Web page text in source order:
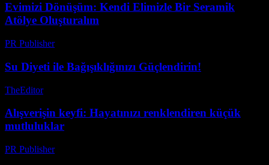
Evimizi Dönüşüm: Kendi Elimizle Bir Seramik
Atölye Oluşturalım
PR Publisher-
Su Diyeti ile Bağışıklığınızı Güçlendirin!
TheEditor-
Alışverişin keyfi: Hayatınızı renklendiren küçük
mutluluklar
PR Publisher-